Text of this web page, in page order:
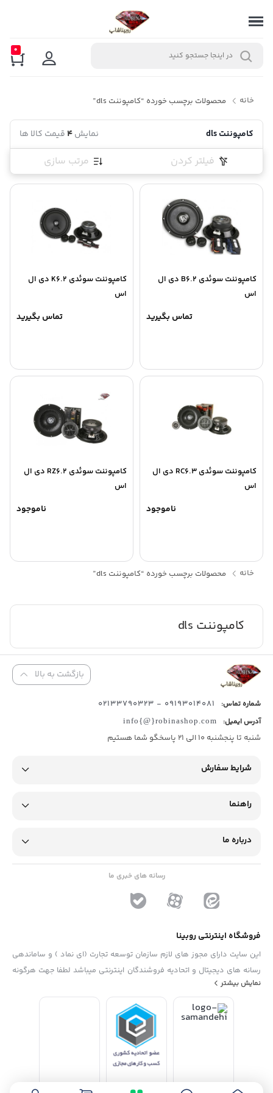
0
خانه محصولات برچسب خورده “کامپوننت dls”
کامپوننت dls نمایش4قیمت کالا ها
فیلتر کردن مرتب سازی
کامپوننت سوئدی B6.2 دی ال
اس
تماس بگیرید
کامپوننت سوئدی K6.2 دی ال
اس
تماس بگیرید
کامپوننت سوئدی RC6.3 دی ال
اس
ناموجود
کامپوننت سوئدی RZ6.2 دی ال
اس
ناموجود
خانه محصولات برچسب خورده “کامپوننت dls”
کامپوننت dls
بازگشت به بالا
شماره تماس: 09193014081 - 02133790323
آدرس ایمیل: info{@}robinashop.com
شنبه تا پنجشنبه 10 الی 21 پاسخگو شما هستیم
شرایط سفارش
راهنما
درباره ما
رسانه های خبری ما
فروشگاه اینترنتی روبینا
این سایت دارای مجوز های لازم سازمان توسعه تجارت (ای نماد ) و ساماندهی
رسانه های دیجیتال و اتحادیه فروشندگان اینترنتی میباشد لطفا جهت هرگونه
پیشنهاد ، انتفاد و یا شکایات از فرم "تماس با ما" استفاده نمایید . تلفن های
نمایش بیشتر